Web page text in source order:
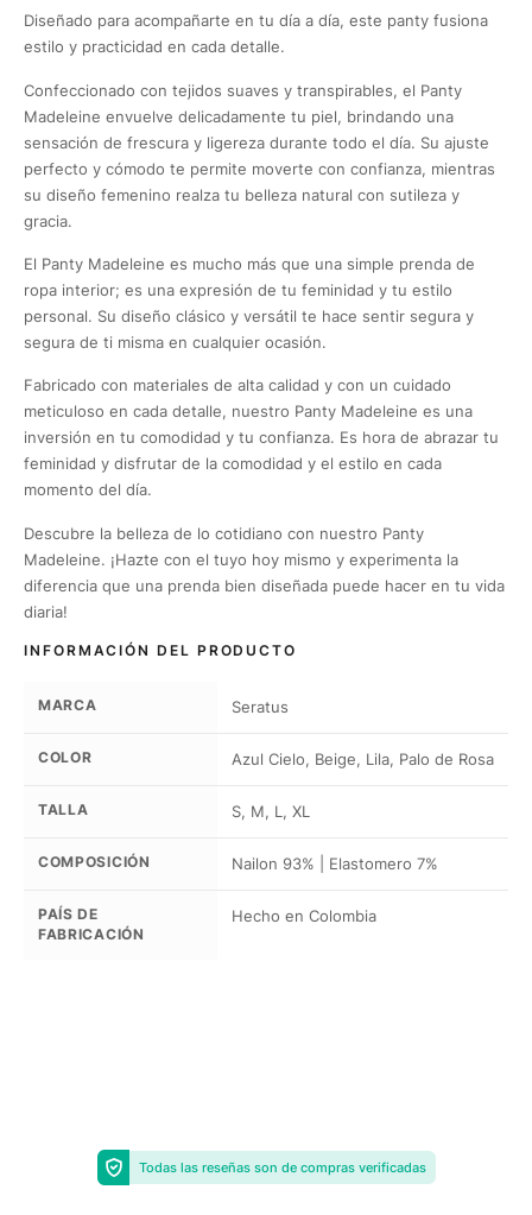
Diseñado para acompañarte en tu día a día, este panty fusiona
estilo y practicidad en cada detalle.
Confeccionado con tejidos suaves y transpirables, el Panty
Madeleine envuelve delicadamente tu piel, brindando una
sensación de frescura y ligereza durante todo el día. Su ajuste
perfecto y cómodo te permite moverte con confianza, mientras
su diseño femenino realza tu belleza natural con sutileza y
gracia.
El Panty Madeleine es mucho más que una simple prenda de
ropa interior; es una expresión de tu feminidad y tu estilo
personal. Su diseño clásico y versátil te hace sentir segura y
segura de ti misma en cualquier ocasión.
Fabricado con materiales de alta calidad y con un cuidado
meticuloso en cada detalle, nuestro Panty Madeleine es una
inversión en tu comodidad y tu confianza. Es hora de abrazar tu
feminidad y disfrutar de la comodidad y el estilo en cada
momento del día.
Descubre la belleza de lo cotidiano con nuestro Panty
Madeleine. ¡Hazte con el tuyo hoy mismo y experimenta la
diferencia que una prenda bien diseñada puede hacer en tu vida
diaria!
INFORMACIÓN DEL PRODUCTO
MARCA Seratus
COLOR Azul Cielo, Beige, Lila, Palo de Rosa
TALLA S, M, L, XL
COMPOSICIÓN Nailon 93% | Elastomero 7%
PAÍS DE
FABRICACIÓN
Hecho en Colombia
Todas las reseñas son de compras verificadas